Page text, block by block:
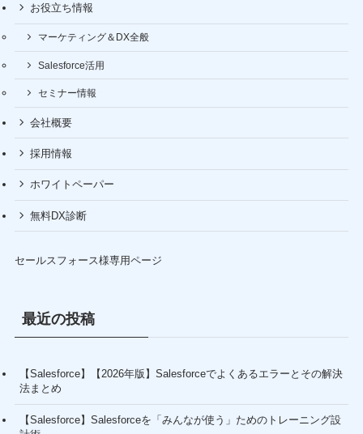
お役立ち情報
マーケティング＆DX全般
Salesforce活用
セミナー情報
会社概要
採用情報
ホワイトペーパー
無料DX診断
セールスフォース様専用ページ
最近の投稿
【Salesforce】【2026年版】Salesforceでよくあるエラーとその解決
法まとめ
【Salesforce】Salesforceを「みんなが使う」ためのトレーニング設